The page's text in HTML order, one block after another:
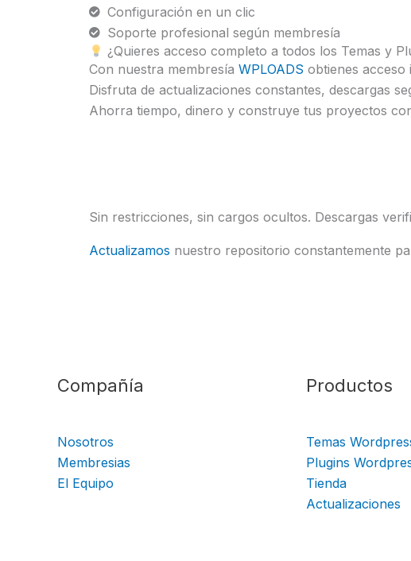
Configuración en un clic
Soporte profesional según membresía
¿Quieres acceso completo a todos los Temas y
Con nuestra membresía WPLOADS obtienes acceso
Disfruta de actualizaciones constantes, descargas
Ahorra tiempo, dinero y construye tus proyectos
Sin restricciones, sin cargos ocultos. Descargas
Actualizamos nuestro repositorio constantemente
Compañía
Nosotros
Membresias
El Equipo
Productos
Temas
Plugins
Tienda
Actualizaciones